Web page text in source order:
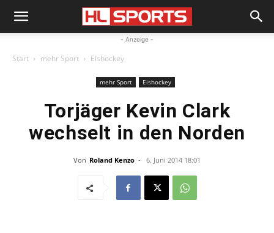
- Anzeige -
Start mehr Sport Eishockey
mehr Sport Eishockey
Torjäger Kevin Clark
wechselt in den Norden
Von Roland Kenzo - 6. Juni 2014 18:01